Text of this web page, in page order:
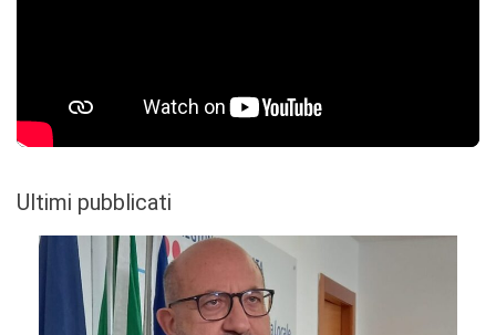
Ultimi pubblicati